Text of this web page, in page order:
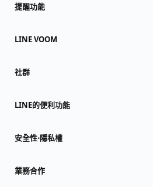
提醒功能
LINE VOOM
社群
LINE的便利功能
安全性⋅隱私權
業務合作